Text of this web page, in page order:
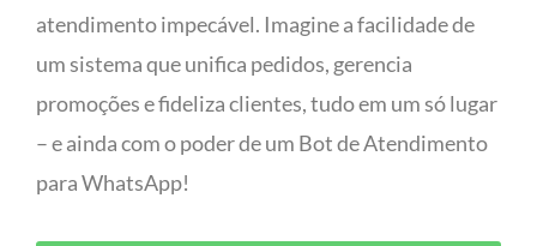
atendimento impecável. Imagine a facilidade de
um sistema que unifica pedidos, gerencia
promoções e fideliza clientes, tudo em um só lugar
– e ainda com o poder de um Bot de Atendimento
para WhatsApp!